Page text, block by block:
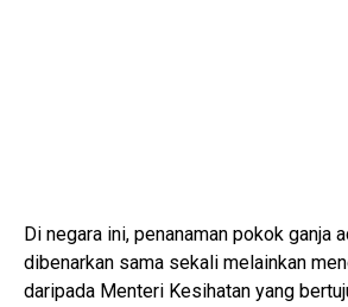
Di negara ini, penanaman pokok ganja
dibenarkan sama sekali melainkan
daripada Menteri Kesihatan yang